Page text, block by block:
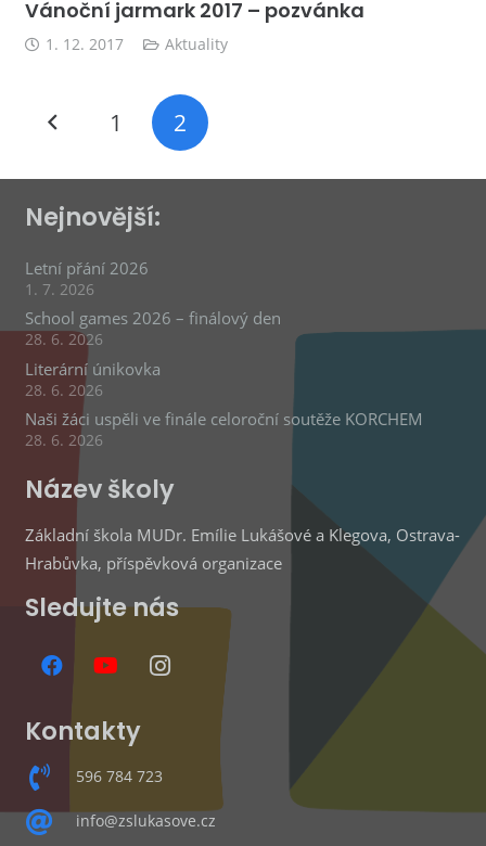
Vánoční jarmark 2017 – pozvánka
1. 12. 2017 Aktuality
1 2
Nejnovější:
Letní přání 2026
1. 7. 2026
School games 2026 – finálový den
28. 6. 2026
Literární únikovka
28. 6. 2026
Naši žáci uspěli ve finále celoroční soutěže KORCHEM
28. 6. 2026
Název školy
Základní škola MUDr. Emílie Lukášové a Klegova, Ostrava-
Hrabůvka, příspěvková organizace
Sledujte nás
Kontakty
596 784 723
info@zslukasove.cz